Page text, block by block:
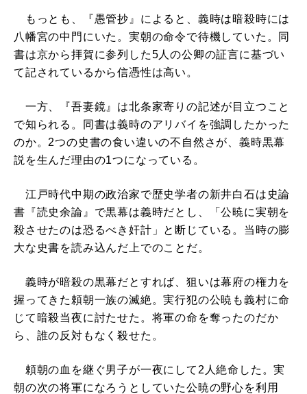
もっとも、『愚管抄』によると、義時は暗殺時には
八幡宮の中門にいた。実朝の命令で待機していた。同
書は京から拝賀に参列した5人の公卿の証言に基づい
て記されているから信憑性は高い。
一方、『吾妻鏡』は北条家寄りの記述が目立つこと
で知られる。同書は義時のアリバイを強調したかった
のか。2つの史書の食い違いの不自然さが、義時黒幕
説を生んだ理由の1つになっている。
江戸時代中期の政治家で歴史学者の新井白石は史論
書『読史余論』で黒幕は義時だとし、「公暁に実朝を
殺させたのは恐るべき奸計」と断じている。当時の膨
大な史書を読み込んだ上でのことだ。
義時が暗殺の黒幕だとすれば、狙いは幕府の権力を
握ってきた頼朝一族の滅絶。実行犯の公暁も義村に命
じて暗殺当夜に討たせた。将軍の命を奪ったのだか
ら、誰の反対もなく殺せた。
頼朝の血を継ぐ男子が一夜にして2人絶命した。実
朝の次の将軍になろうとしていた公暁の野心を利用